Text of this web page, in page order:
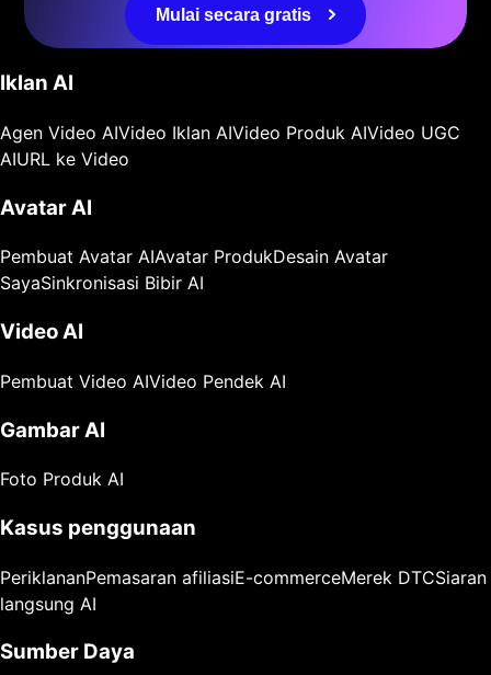
Mulai secara gratis
Iklan AI
Agen Video AIVideo Iklan AIVideo Produk AIVideo UGC
AIURL ke Video
Avatar AI
Pembuat Avatar AIAvatar ProdukDesain Avatar
SayaSinkronisasi Bibir AI
Video AI
Pembuat Video AIVideo Pendek AI
Gambar AI
Foto Produk AI
Kasus penggunaan
PeriklananPemasaran afiliasiE-commerceMerek DTCSiaran
langsung AI
Sumber Daya